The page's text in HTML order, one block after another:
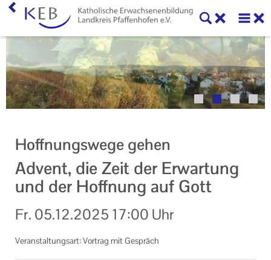
Hoffnungswege gehen
Advent, die Zeit der Erwartung
und der Hoffnung auf Gott
Fr. 05.12.2025 17:00 Uhr
Veranstaltungsart: Vortrag mit Gespräch
Veranstaltungen
KEB Pfaffenhofen
Ihr Kontakt zu uns
Impressum